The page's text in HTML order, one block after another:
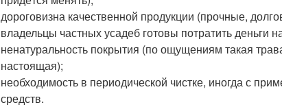
дороговизна качественной продукции (прочные,
владельцы частных усадеб готовы потратить деньги
ненатуральность покрытия (по ощущениям такая
настоящая);
необходимость в периодической чистке, иногда с
средств.